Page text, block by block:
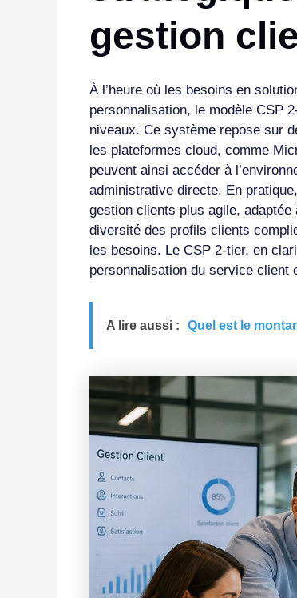
gestion
À l’heure où les besoins en
personnalisation, le modèle CSP
niveaux. Ce système repose sur
les plateformes cloud, comme
peuvent ainsi accéder à
administrative directe. En
gestion clients plus agile,
diversité des profils clients
les besoins. Le CSP 2-tier, en
personnalisation du service client
A lire aussi : Quel est le